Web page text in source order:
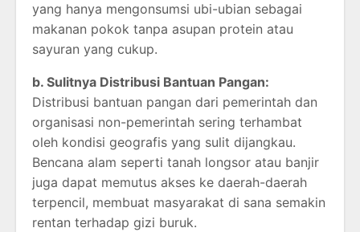
yang hanya mengonsumsi ubi-ubian sebagai
makanan pokok tanpa asupan protein atau
sayuran yang cukup.
b. Sulitnya Distribusi Bantuan Pangan:
Distribusi bantuan pangan dari pemerintah dan
organisasi non-pemerintah sering terhambat
oleh kondisi geografis yang sulit dijangkau.
Bencana alam seperti tanah longsor atau banjir
juga dapat memutus akses ke daerah-daerah
terpencil, membuat masyarakat di sana semakin
rentan terhadap gizi buruk.